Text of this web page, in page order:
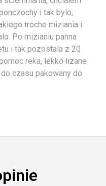
i tak bylo,
troche miziania i
Po mizianiu panna
i tak pozostala z 20
reka, lekko lizane
czasu pakowany do